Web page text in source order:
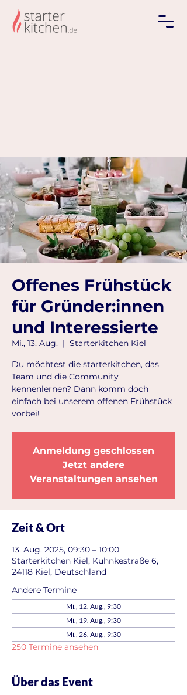
Offenes Frühstück
für Gründer:innen
und Interessierte
Mi., 13. Aug.
  |
Starterkitchen Kiel
Du möchtest die starterkitchen, das
Team und die Community
kennenlernen? Dann komm doch
einfach bei unserem offenen Frühstück
vorbei!
Anmeldung geschlossen
Jetzt andere
Veranstaltungen ansehen
Zeit & Ort
13. Aug. 2025, 09:30 – 10:00
Starterkitchen Kiel, Kuhnkestraße 6,
24118 Kiel, Deutschland
Andere Termine
Mi., 12. Aug., 9:30
Mi., 19. Aug., 9:30
Mi., 26. Aug., 9:30
250 Termine ansehen
Über das Event